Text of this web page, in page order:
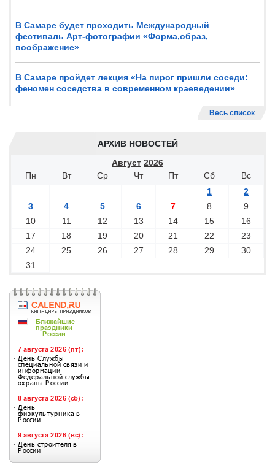
В Самаре будет проходить Международный
фестиваль Арт-фотографии «Форма,образ,
воображение»
В Самаре пройдет лекция «На пирог пришли соседи:
феномен соседства в современном краеведении»
Весь список
АРХИВ НОВОСТЕЙ
Август 2026
Пн
Вт Ср Чт Пт Сб
Вс
1
2
3
4 5 6 7 8
9
10
11 12 13 14 15
16
17
18 19 20 21 22
23
24
25 26 27 28 29
30
31